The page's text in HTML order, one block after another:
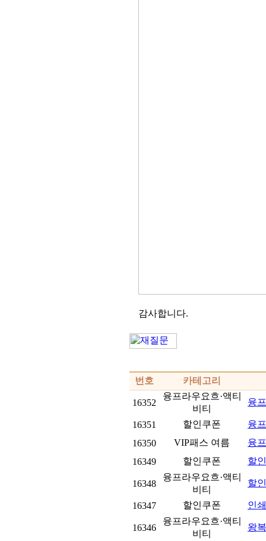
감사합니다.
번호 카테고리
16352
융프라우요흐·액티
비티
융
16351 할인쿠폰
융
16350
VIP패스 여름
융
16349
할인쿠폰 할
16348
융프라우요흐·액티
비티
할
16347 할인쿠폰 인
16346
융프라우요흐·액티
비티
왕